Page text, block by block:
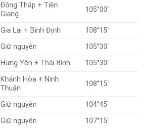
Đồng Tháp + Tiền
Giang
105°00′
Gia Lai + Bình Định
108°15′
Giữ nguyên
105°30′
Hưng Yên + Thái Bình 105°30′
Khánh Hòa + Ninh
Thuận
108°15′
Giữ nguyên
104°45′
Giữ nguyên
107°15′